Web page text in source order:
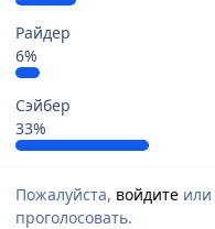
Райдер
6%
Сэйбер
33%
Пожалуйста, войдите или
проголосовать.